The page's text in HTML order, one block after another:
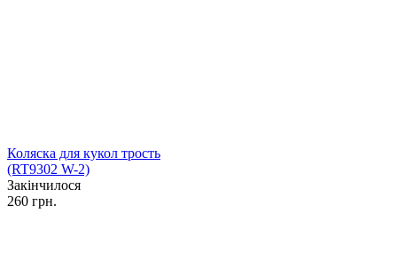
Коляска для кукол трость
(RT9302 W-2)
Закінчилося
260 грн.